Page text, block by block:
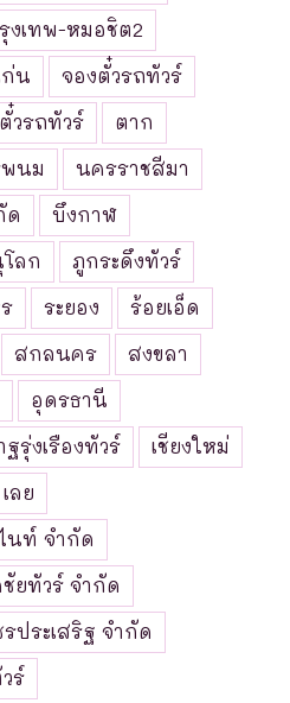
งเทพ-หมอชิต2
น
จองตั๋วรถทัวร์
วรถทัวร์
ตาก
นม
นครราชสีมา
ด
บึงกาฬ
ลก
ภูกระดึงทัวร์
ระยอง
ร้อยเอ็ด
สกลนคร
สงขลา
อุดรธานี
ฐรุ่งเรืองทัวร์
เชียงใหม่
เลย
นท์ จำกัด
ยทัวร์ จำกัด
ประเสริฐ จำกัด
ร์